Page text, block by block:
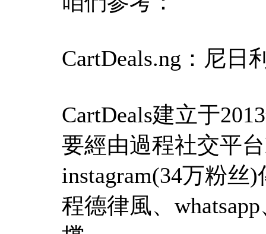
CartDeals.ng：尼日
CartDeals建立于
要經由過程社交平
instagram(34万粉
程德律風、